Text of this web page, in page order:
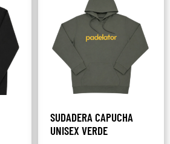
SUDADERA CAPUCHA
UNISEX VERDE